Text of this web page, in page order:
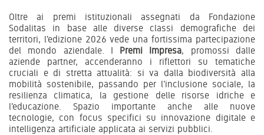
Oltre ai premi istituzionali assegnati da Fondazione
Sodalitas in base alle diverse classi demografiche dei
territori, l'edizione 2026 vede una fortissima partecipazione
del mondo aziendale. I Premi Impresa, promossi dalle
aziende partner, accenderanno i riflettori su tematiche
cruciali e di stretta attualità: si va dalla biodiversità alla
mobilità sostenibile, passando per l'inclusione sociale, la
resilienza climatica, la gestione delle risorse idriche e
l'educazione. Spazio importante anche alle nuove
tecnologie, con focus specifici su innovazione digitale e
intelligenza artificiale applicata ai servizi pubblici.